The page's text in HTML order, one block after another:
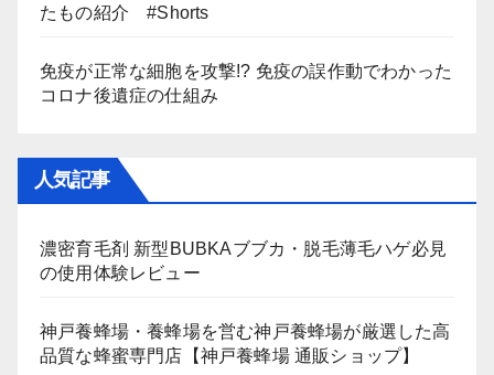
たもの紹介 #Shorts
免疫が正常な細胞を攻撃!? 免疫の誤作動でわかった
コロナ後遺症の仕組み
人気記事
濃密育毛剤 新型BUBKAブブカ・脱毛薄毛ハゲ必見
の使用体験レビュー
神戸養蜂場・養蜂場を営む神戸養蜂場が厳選した高
品質な蜂蜜専門店【神戸養蜂場 通販ショップ】